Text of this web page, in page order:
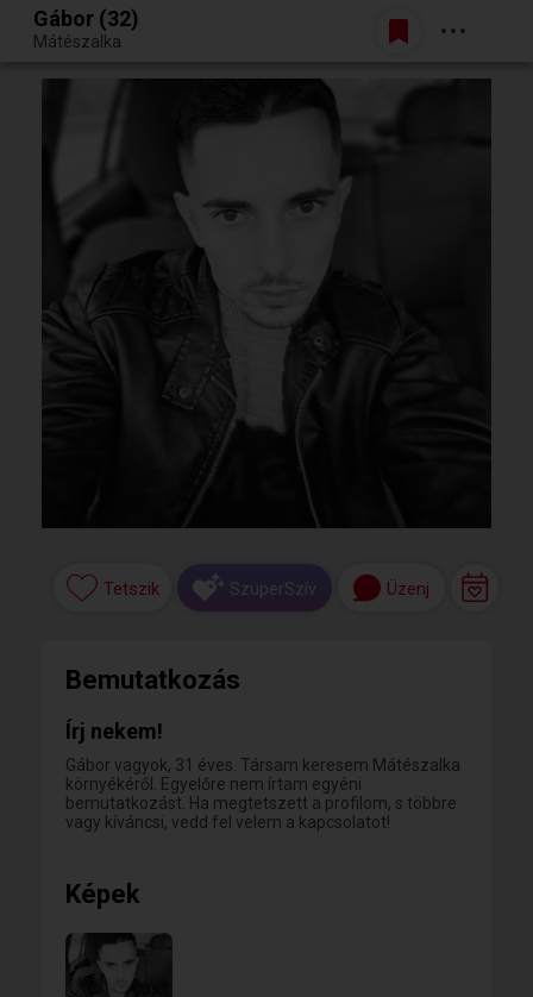
Egy jó randiból bármi lehet.
Belépés
Gábor (32)
Mátészalka
Tetszik SzuperSzív Üzenj
Bemutatkozás
Írj nekem!
Gábor vagyok, 31 éves. Társam keresem Mátészalka
környékéről. Egyelőre nem írtam egyéni
bemutatkozást. Ha megtetszett a profilom, s többre
vagy kíváncsi, vedd fel velem a kapcsolatot!
Képek